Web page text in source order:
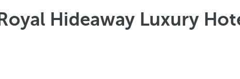
Royal Hideaway Luxury